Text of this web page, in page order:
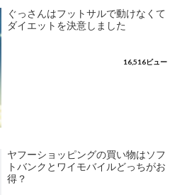
ぐっさんはフットサルで動けなくて
ダイエットを決意しました
16,516ビュー
ヤフーショッピングの買い物はソフ
トバンクとワイモバイルどっちがお
得？